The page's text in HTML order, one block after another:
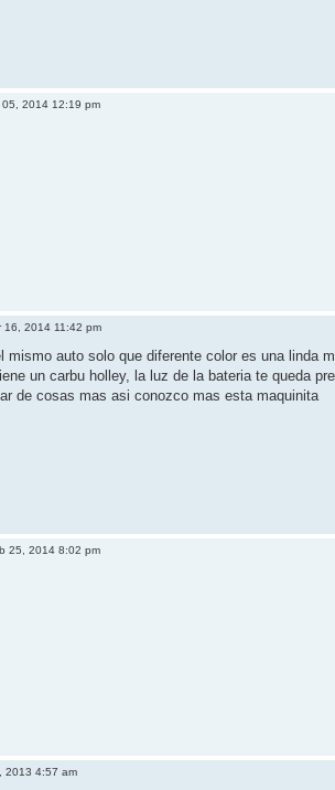
05, 2014 12:19 pm
16, 2014 11:42 pm
mismo auto solo que diferente color es una linda
un carbu holley, la luz de la bateria te queda
de cosas mas asi conozco mas esta maquinita
25, 2014 8:02 pm
2013 4:57 am